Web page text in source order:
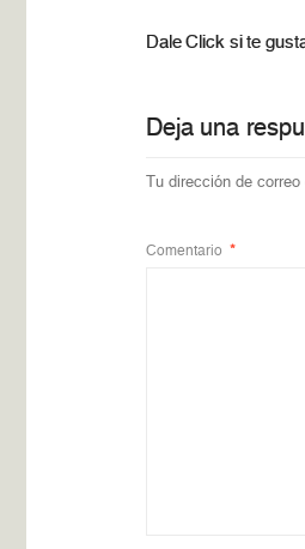
Dale Click si te
Deja una
Tu dirección de
Comentario *